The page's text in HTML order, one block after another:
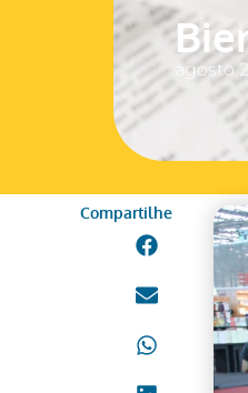
agosto
Compartilhe